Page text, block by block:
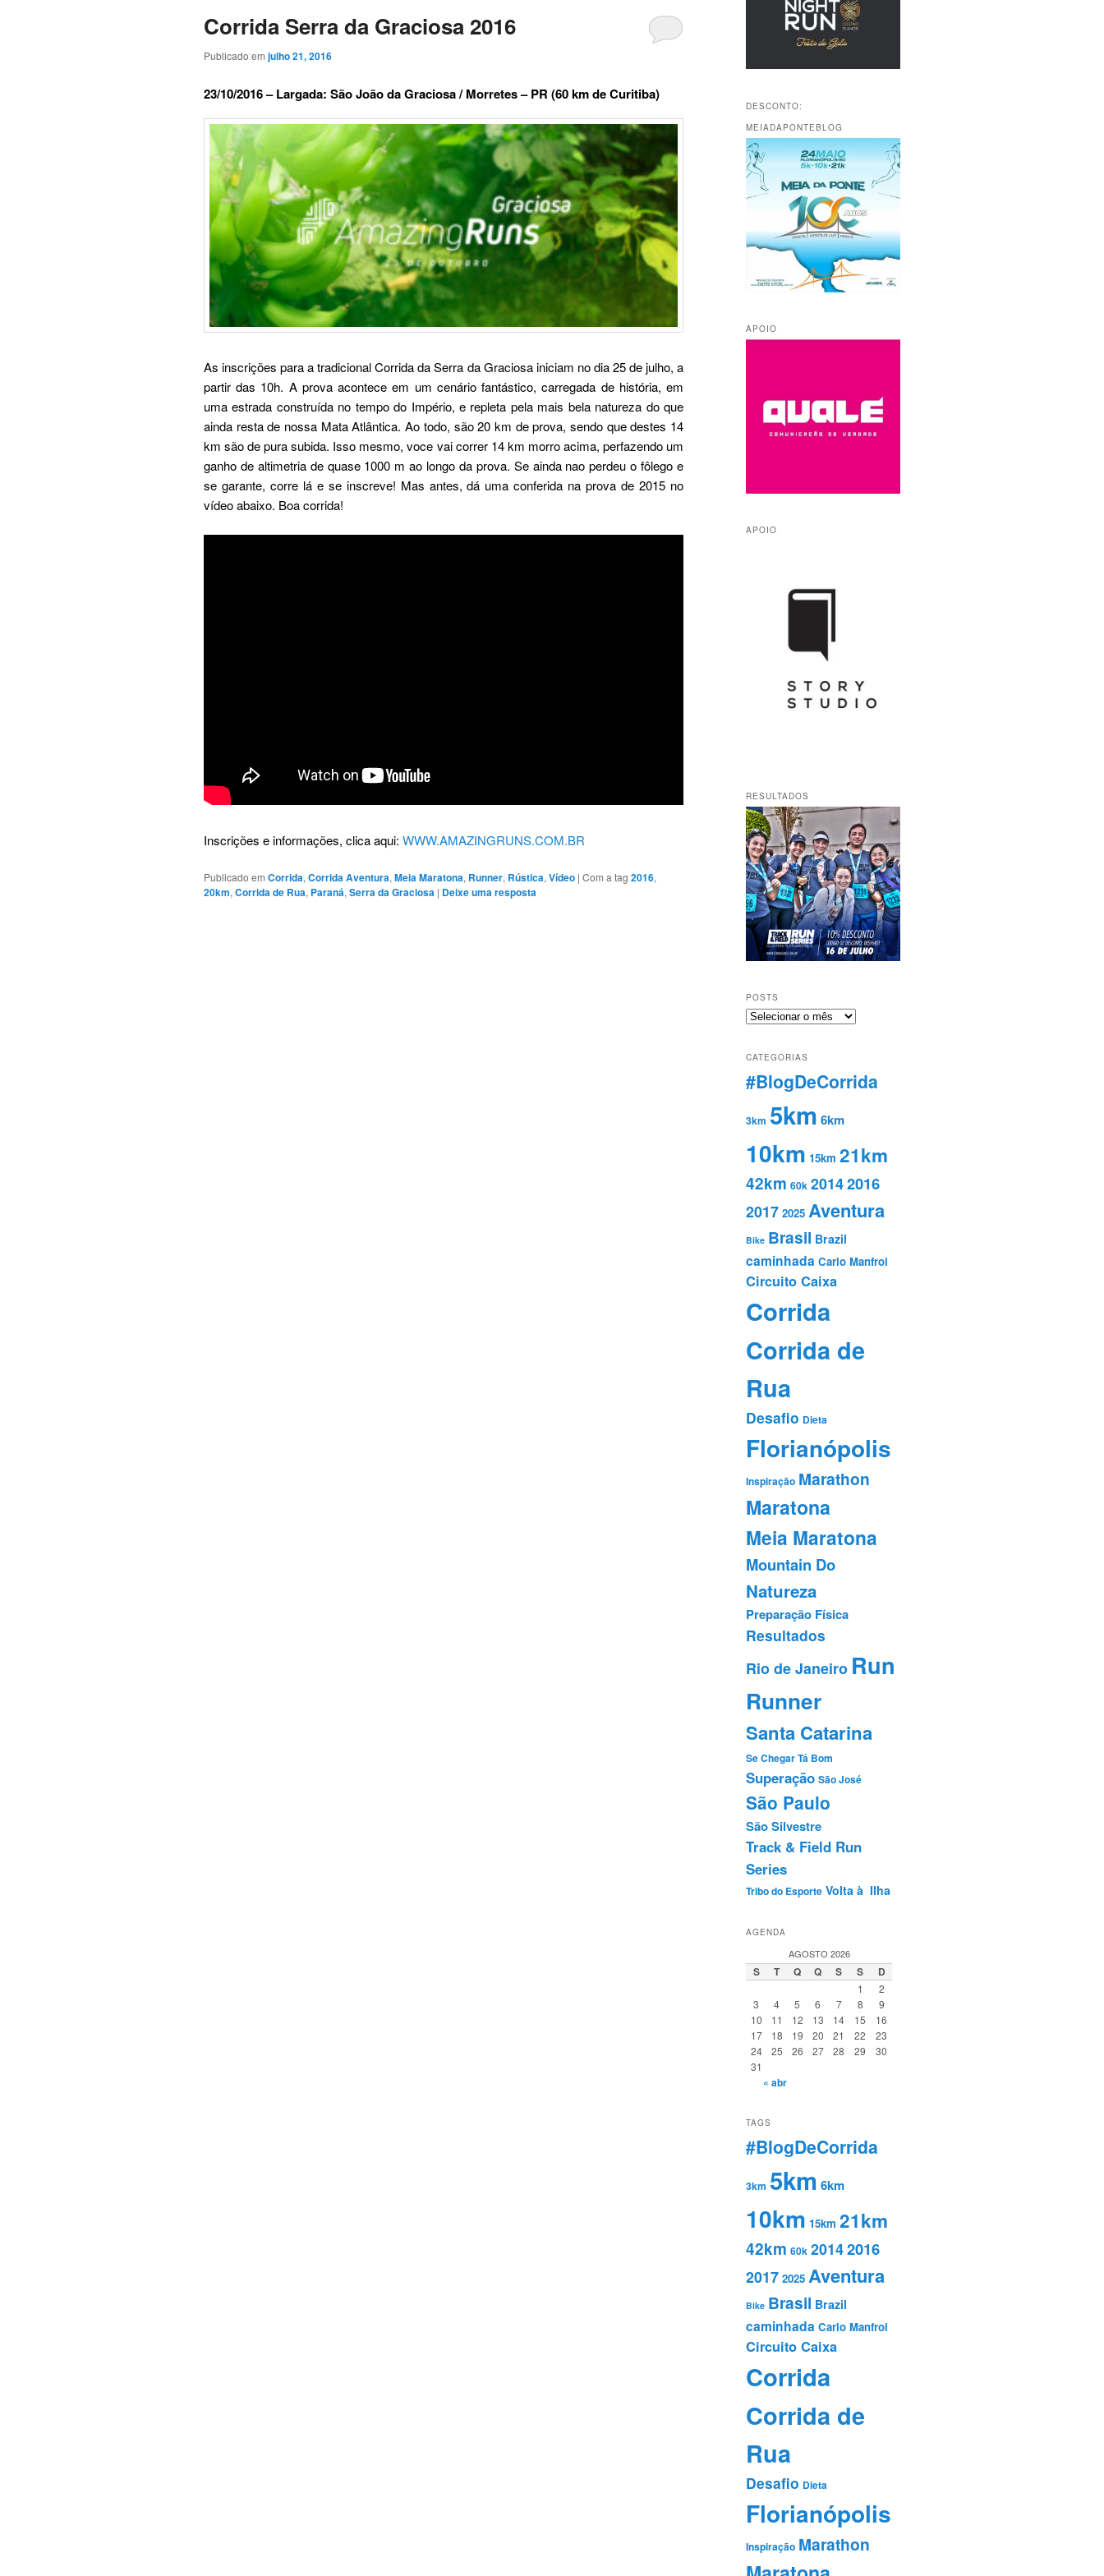
Corrida Serra da Graciosa 2016
Publicado em julho 21, 2016
23/10/2016 – Largada: São João da Graciosa / Morretes – PR (60 km de Curitiba)
As inscrições para a tradicional Corrida da Serra da Graciosa iniciam no dia 25 de julho, a
partir das 10h. A prova acontece em um cenário fantástico, carregada de história, em
uma estrada construída no tempo do Império, e repleta pela mais bela natureza do que
ainda resta de nossa Mata Atlântica. Ao todo, são 20 km de prova, sendo que destes 14
km são de pura subida. Isso mesmo, voce vai correr 14 km morro acima, perfazendo um
ganho de altimetria de quase 1000 m ao longo da prova. Se ainda nao perdeu o fôlego e
se garante, corre lá e se inscreve! Mas antes, dá uma conferida na prova de 2015 no
vídeo abaixo. Boa corrida!
Inscrições e informações, clica aqui: WWW.AMAZINGRUNS.COM.BR
Publicado em Corrida, Corrida Aventura, Meia Maratona, Runner, Rústica, Vídeo | Com a tag 2016,
20km, Corrida de Rua, Paraná, Serra da Graciosa | Deixe uma resposta
DESCONTO:
MEIADAPONTEBLOG
APOIO
APOIO
RESULTADOS
POSTS
Posts
CATEGORIAS
#BlogDeCorrida
3km 5km 6km
10km 15km 21km
42km 60k 20142016
2017 2025 Aventura
Bike Brasil Brazil
caminhada Carlo Manfroi
Circuito Caixa
Corrida
Corrida de
Rua
Desafio Dieta
Florianópolis
Inspiração Marathon
Maratona
Meia Maratona
Mountain Do
Natureza
Preparação Fí­sica
Resultados
Rio de Janeiro Run
Runner
Santa Catarina
Se Chegar Tá Bom
Superação São José
São Paulo
São Silvestre
Track & Field Run
Series
Tribo do Esporte Volta à Ilha
AGENDA
AGOSTO 2026
S T Q Q S S D
1
2
3
4 5 6 7 8
9
10
11 12 13 14 15
16
17
18 19 20 21 22
23
24
25 26 27 28 29
30
31
« abr
TAGS
#BlogDeCorrida
3km 5km 6km
10km 15km 21km
42km 60k 20142016
2017 2025 Aventura
Bike Brasil Brazil
caminhada Carlo Manfroi
Circuito Caixa
Corrida
Corrida de
Rua
Desafio Dieta
Florianópolis
Inspiração Marathon